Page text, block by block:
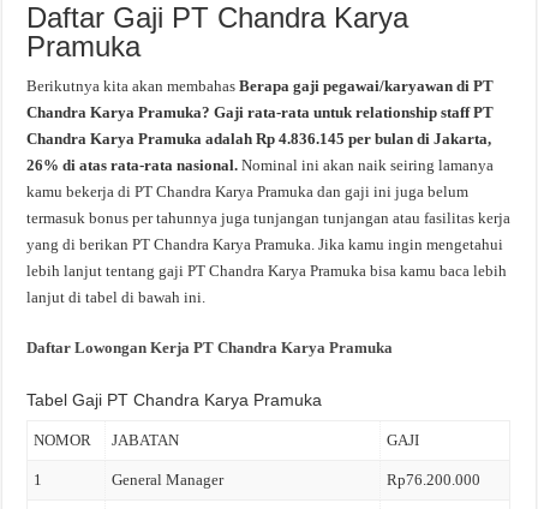
Daftar Gaji PT Chandra Karya
Pramuka
Berikutnya kita akan membahasBerapa gaji pegawai/karyawan di PT
Chandra Karya Pramuka? Gaji rata-rata untuk relationship staff PT
Chandra Karya Pramuka adalah Rp 4.836.145 per bulan di Jakarta,
26% di atas rata-rata nasional.Nominal ini akan naik seiring lamanya
kamu bekerja di PT Chandra Karya Pramuka dan gaji ini juga belum
termasuk bonus per tahunnya juga tunjangan tunjangan atau fasilitas kerja
yang di berikan PT Chandra Karya Pramuka. Jika kamu ingin mengetahui
lebih lanjut tentang gaji PT Chandra Karya Pramuka bisa kamu baca lebih
lanjut di tabel di bawah ini.
Daftar Lowongan Kerja PT Chandra Karya Pramuka
Tabel Gaji PT Chandra Karya Pramuka
NOMOR JABATAN GAJI
1 General Manager Rp76.200.000